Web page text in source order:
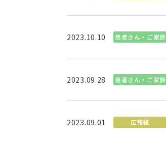
2023.10.10 患者さん・ご家族
2023.09.28 患者さん・ご家族
2023.09.01 広報紙